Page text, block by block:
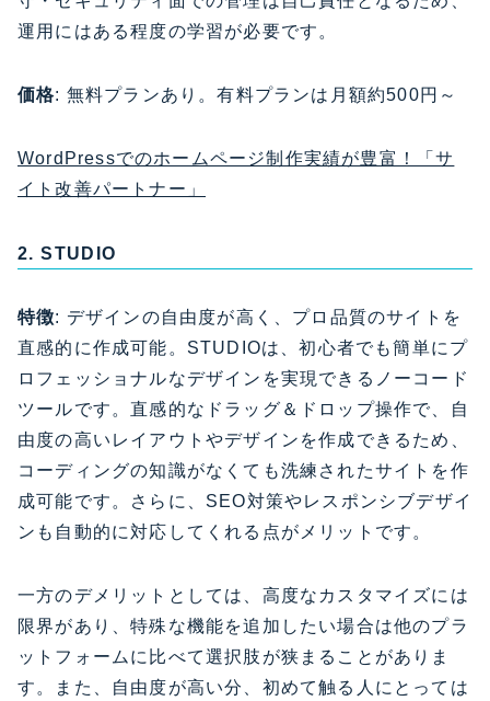
運用にはある程度の学習が必要です。
価格: 無料プランあり。有料プランは月額約500円～
WordPressでのホームページ制作実績が豊富！「サ
イト改善パートナー」
2. STUDIO
特徴: デザインの自由度が高く、プロ品質のサイトを
直感的に作成可能。STUDIOは、初心者でも簡単にプ
ロフェッショナルなデザインを実現できるノーコード
ツールです。直感的なドラッグ＆ドロップ操作で、自
由度の高いレイアウトやデザインを作成できるため、
コーディングの知識がなくても洗練されたサイトを作
成可能です。さらに、SEO対策やレスポンシブデザイ
ンも自動的に対応してくれる点がメリットです。
一方のデメリットとしては、高度なカスタマイズには
限界があり、特殊な機能を追加したい場合は他のプラ
ットフォームに比べて選択肢が狭まることがありま
す。また、自由度が高い分、初めて触る人にとっては